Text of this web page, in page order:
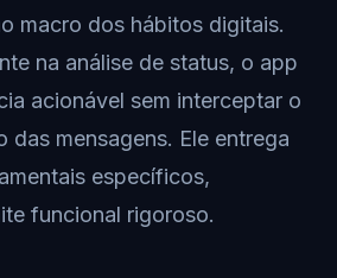
macro dos hábitos digitais.
na análise de status, o app
acionável sem interceptar o
das mensagens. Ele entrega
específicos,
funcional rigoroso.